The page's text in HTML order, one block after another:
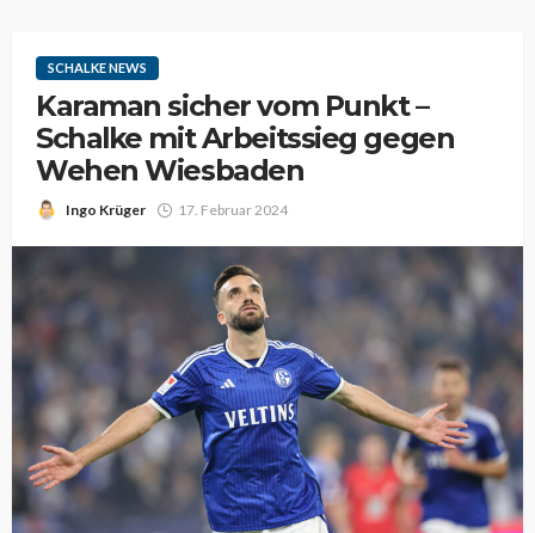
SCHALKE NEWS
Karaman sicher vom Punkt –
Schalke mit Arbeitssieg gegen
Wehen Wiesbaden
Ingo Krüger 17. Februar 2024